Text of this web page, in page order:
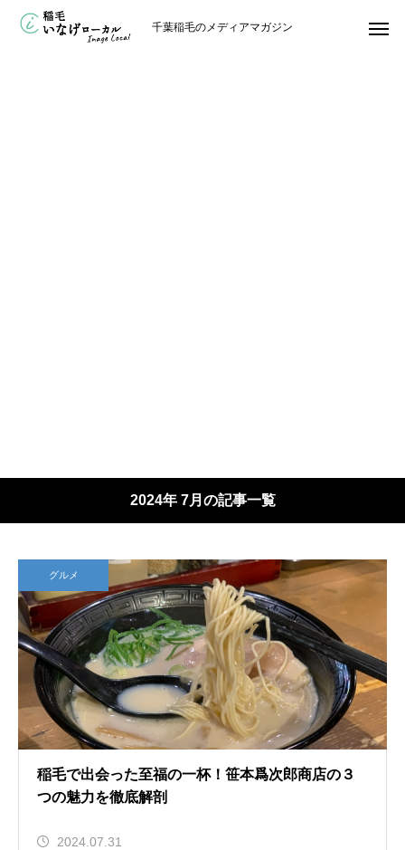
千葉稲毛のメディアマガジン
2024年 7月の記事一覧
グルメ
稲毛で出会った至福の一杯！笹本爲次郎商店の３
つの魅力を徹底解剖
2024.07.31